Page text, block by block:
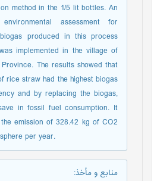
method in the 1/5 lit bottles. An
assessment for
produced in this process
implemented in the village of
The results showed that
rice straw had the highest biogas
and by replacing the biogas,
in fossil fuel consumption. It
emission of 328.42 kg of CO2
per year.
منابع و مأخذ: